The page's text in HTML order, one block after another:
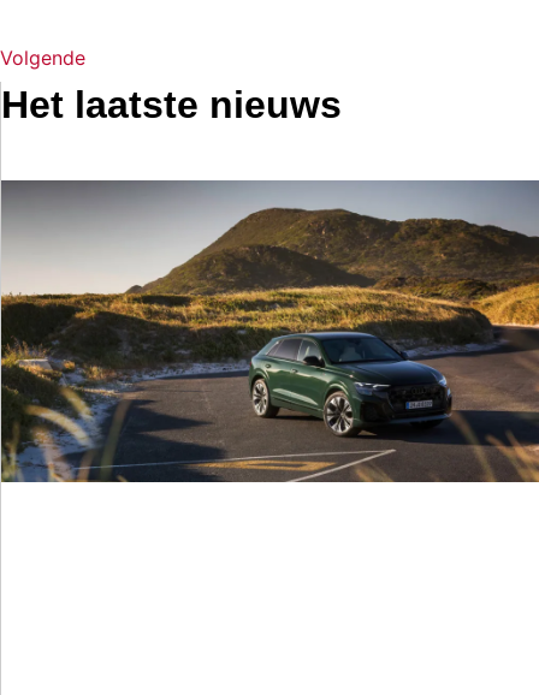
Volgende
Het laatste nieuws